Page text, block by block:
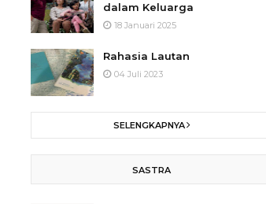
dalam Keluarga
18 Januari 2025
Rahasia Lautan
04 Juli 2023
SELENGKAPNYA
SASTRA